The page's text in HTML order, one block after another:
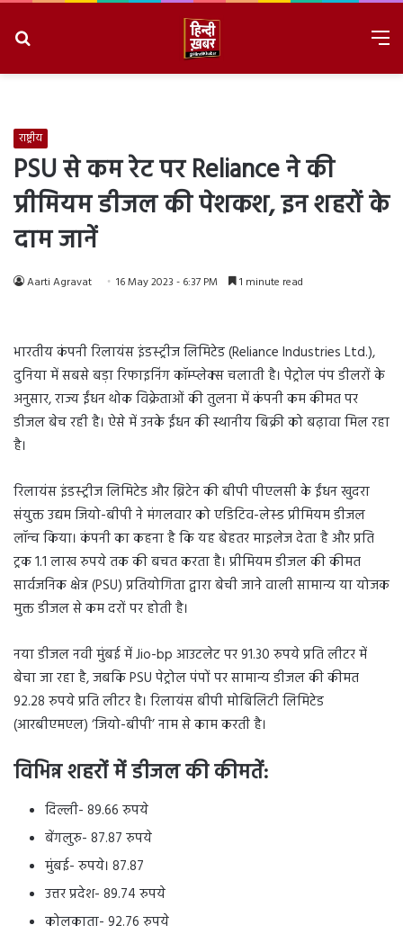
राष्ट्रीय
PSU से कम रेट पर Reliance ने की
प्रीमियम डीजल की पेशकश, इन शहरों के
दाम जानें
Aarti Agravat 16 May 2023 - 6:37 PM 1 minute read
भारतीय कंपनी रिलायंस इंडस्ट्रीज लिमिटेड (Reliance Industries Ltd.),
दुनिया में सबसे बड़ा रिफाइनिंग कॉम्प्लेक्स चलाती है। पेट्रोल पंप डीलरों के
अनुसार, राज्य ईंधन थोक विक्रेताओं की तुलना में कंपनी कम कीमत पर
डीजल बेच रही है। ऐसे में उनके ईंधन की स्थानीय बिक्री को बढ़ावा मिल रहा
है।
रिलायंस इंडस्ट्रीज लिमिटेड और ब्रिटेन की बीपी पीएलसी के ईंधन खुदरा
संयुक्त उद्यम जियो-बीपी ने मंगलवार को एडिटिव-लेस्ड प्रीमियम डीजल
लॉन्च किया। कंपनी का कहना है कि यह बेहतर माइलेज देता है और प्रति
ट्रक 1.1 लाख रुपये तक की बचत करता है। प्रीमियम डीजल की कीमत
सार्वजनिक क्षेत्र (PSU) प्रतियोगिता द्वारा बेची जाने वाली सामान्य या योजक
मुक्त डीजल से कम दरों पर होती है।
नया डीजल नवी मुंबई में Jio-bp आउटलेट पर 91.30 रुपये प्रति लीटर में
बेचा जा रहा है, जबकि PSU पेट्रोल पंपों पर सामान्य डीजल की कीमत
92.28 रुपये प्रति लीटर है। रिलायंस बीपी मोबिलिटी लिमिटेड
(आरबीएमएल) ‘जियो-बीपी’ नाम से काम करती है।
विभिन्न शहरों में डीजल की कीमतें:
दिल्ली- 89.66 रुपये
बेंगलुरु- 87.87 रुपये
मुंबई- रुपये। 87.87
उत्तर प्रदेश- 89.74 रुपये
कोलकाता- 92.76 रुपये